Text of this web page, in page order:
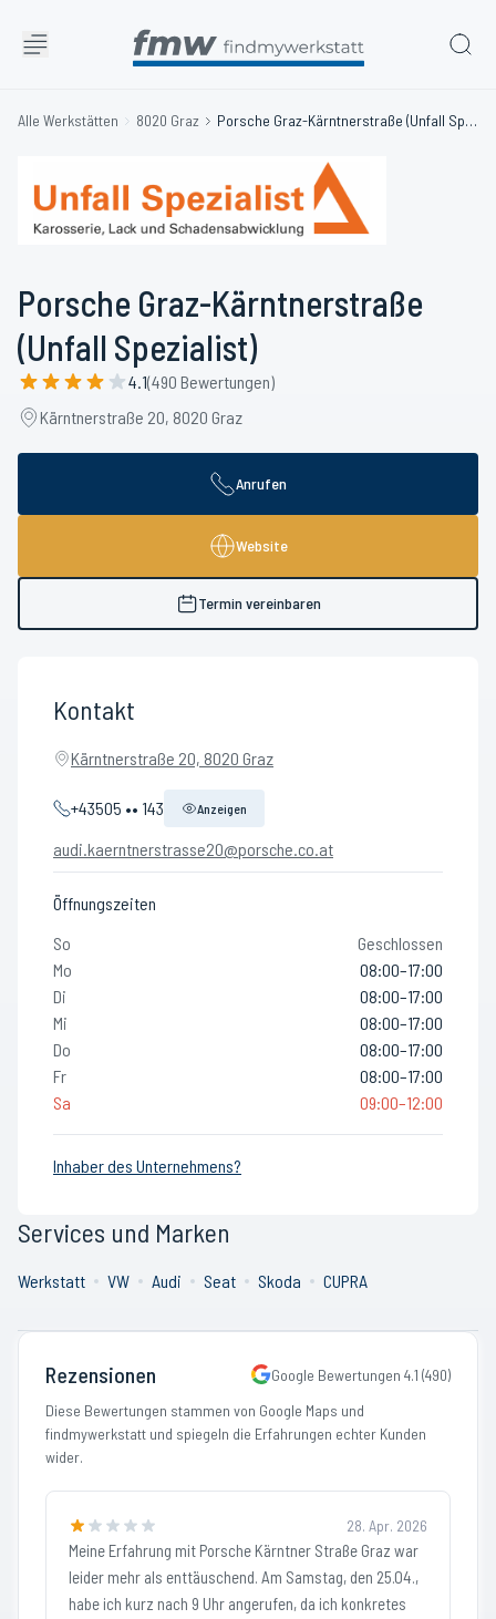
Alle Werkstätten 8020 Graz Porsche Graz-Kärntnerstraße (Unfall Spezialist)
Porsche Graz-Kärntnerstraße
(Unfall Spezialist)
4.1(490 Bewertungen)
Kärntnerstraße 20, 8020 Graz
Anrufen
Website
Termin vereinbaren
Kontakt
Kärntnerstraße 20, 8020 Graz
+43505 •• 143 Anzeigen
audi.kaerntnerstrasse20@porsche.co.at
Öffnungszeiten
So
Geschlossen
Mo
08:00–17:00
Di
08:00–17:00
Mi
08:00–17:00
Do
08:00–17:00
Fr
08:00–17:00
Sa
09:00–12:00
Inhaber des Unternehmens?
Services und Marken
Werkstatt VW Audi Seat Skoda CUPRA
Rezensionen Google Bewertungen 4.1 (490)
Diese Bewertungen stammen von Google Maps und
findmywerkstatt und spiegeln die Erfahrungen echter Kunden
wider.
28. Apr. 2026
Meine Erfahrung mit Porsche Kärntner Straße Graz war
leider mehr als enttäuschend. Am Samstag, den 25.04.,
habe ich kurz nach 9 Uhr angerufen, da ich konkretes